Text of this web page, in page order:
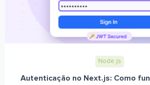
Node.js
Autenticação no Next.js: Como